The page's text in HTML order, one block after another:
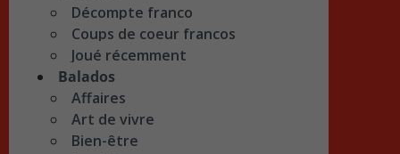
Décompte franco
Coups de coeur francos
Joué récemment
Balados
Affaires
Art de vivre
Bien-être